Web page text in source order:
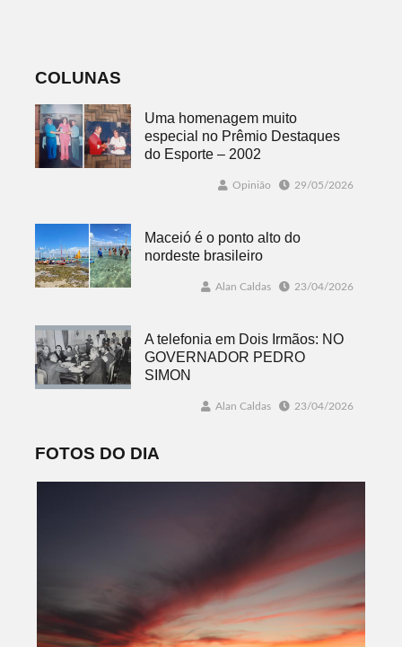
COLUNAS
Uma homenagem muito
especial no Prêmio Destaques
do Esporte – 2002
Opinião 29/05/2026
Maceió é o ponto alto do
nordeste brasileiro
Alan Caldas 23/04/2026
A telefonia em Dois Irmãos: NO
GOVERNADOR PEDRO
SIMON
Alan Caldas 23/04/2026
FOTOS DO DIA